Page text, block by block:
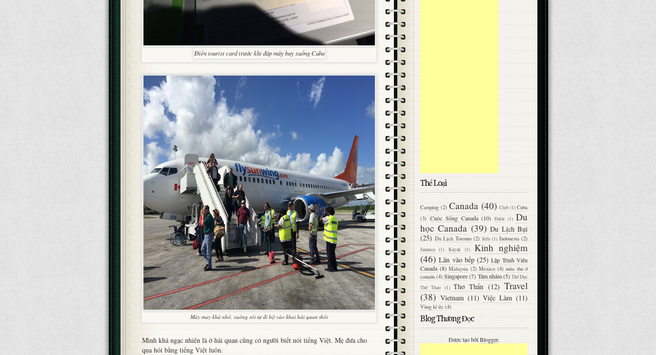
Điền tourist card trước khi đáp máy bay xuống Cuba
Máy may khá nhỏ, xuống rồi tự đi bộ vào khai hải quan thôi
Mình khá ngạc nhiên là ở hải quan cũng có người biết nói tiếng Việt. Mẹ đưa cho
qua hỏi bằng tiếng Việt luôn.
Thể Loại
Camping (2) Canada (40) Club (1) Cuba
(3) Cuộc Sống Canada (10) Dalat (1) Du
học Canada (39) Du Lịch Bụi
(25) Du Lịch Toronto (2) Ietls (1) Indonesia (2)
Jamaica (1) Kayak (1)
Kinh nghiệm
(46) Lăn vào bếp (25) Lập Trình Viên
Canada (8) Malaysia (2) Mexico (4) mùa thu ở
canada (4) Singapore (7) Tám nhảm (5) Thể Dục
Thể Thao
(1) Thơ Thẩn (12) Travel
(38) Vietnam (11) Việc Làm (11)
Vùng kí ức (4)
Blog Thường Đọc
Được tạo bởiBlogger.